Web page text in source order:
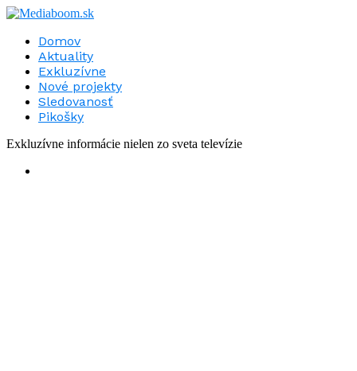
Domov
Aktuality
Exkluzívne
Nové projekty
Sledovanosť
Pikošky
Exkluzívne informácie nielen zo sveta televízie